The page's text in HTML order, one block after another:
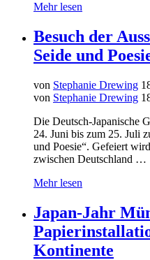
Mehr lesen
Besuch der
Seide und
von Stephanie Drewing
von Stephanie Drewing
Die Deutsch-Japanische
24. Juni bis zum 25. Juli
und Poesie“. Gefeiert
zwischen Deutschland …
Mehr lesen
Japan-Jahr
Kontinente